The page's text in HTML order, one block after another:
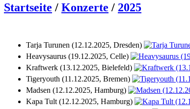
Startseite / Konzerte / 2025
Tarja Turunen (12.12.2025, Dresden)
Heavysaurus (19.12.2025, Celle)
Kraftwerk (13.12.2025, Bielefeld)
Tigeryouth (11.12.2025, Bremen)
Madsen (12.12.2025, Hamburg)
Kapa Tult (12.12.2025, Hamburg)